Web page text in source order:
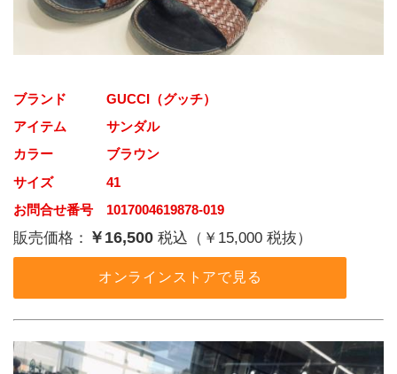
ブランド   GUCCI（グッチ）
アイテム   サンダル
カラー    ブラウン
サイズ    41
お問合せ番号 1017004619878-019
販売価格： ￥16,500 税込（￥15,000 税抜）
オンラインストアで見る